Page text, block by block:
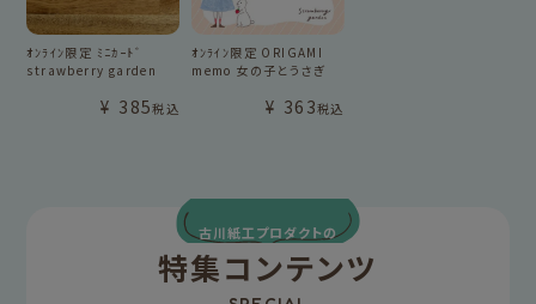
ｵﾝﾗｲﾝ限定 ﾐﾆｶｰﾄﾞ
strawberry garden
¥ 385税込
ｵﾝﾗｲﾝ限定 ORIGAMI
memo 女の子とうさぎ
¥ 363税込
古川紙工プロダクトの
特集コンテンツ